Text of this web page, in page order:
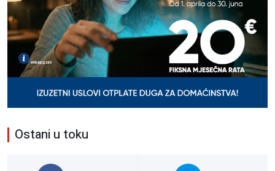
Ostani u toku